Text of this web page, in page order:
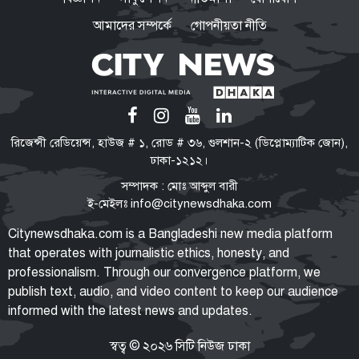
সরকার নিত্যপ্রয়োজনীয় দ্রব্যমূল্যের
ঊর্ধ্বগতি ও শান্তি-শৃঙ্খলা রক্ষায় ব্যর্থ :
জামায়াত আমির
‘মব’ তৈরির সংস্কৃতি গণতন্ত্রকে দুর্বল
করে: মির্জা ফখরুল
নিত্যপণ্যের দাম আকাশ ছোঁয়া,
বিপাকে নিম্নবিত্তরা
নির্মোহভাবে শীর্ষ মাদক কারবারিদের
আমাদের সম্পর্কে
গোপনীয়তা নীতি
রিজেন্সী রেডিয়েন্স, হাউজ # ১, রোড # ৩৬, গুলশান-২ (ডিপ্লোম্যাটিক জোন),
ঢাকা-১২১২।
সম্পাদক : মোঃ আব্দুল বারী
ই-মেইলঃ info@citynewsdhaka.com
Citynewsdhaka.com is a Bangladeshi new media platform
that operates with journalistic ethics, honesty, and
professionalism. Through our convergence platform, we
publish text, audio, and video content to keep our audience
informed with the latest news and updates.
স্বত্ব © ২০২৬ সিটি নিউজ ঢাকা